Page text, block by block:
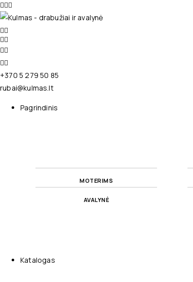
+370 5 279 50 85
rubai@kulmas.lt
Pagrindinis
MOTERIMS
AVALYNĖ
Katalogas